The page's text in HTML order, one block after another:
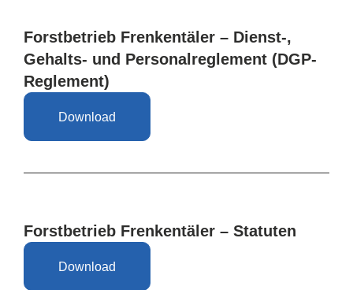
Forstbetrieb Frenkentäler – Dienst-,
Gehalts- und Personalreglement (DGP-
Reglement)
Download
Forstbetrieb Frenkentäler – Statuten
Download